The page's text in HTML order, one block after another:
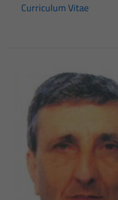
Curriculum Vitae